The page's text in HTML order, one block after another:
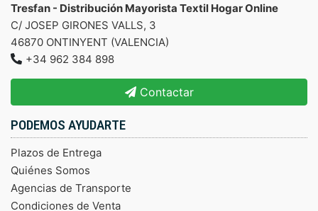
Tresfan - Distribución Mayorista Textil Hogar Online
C/ JOSEP GIRONES VALLS, 3
46870 ONTINYENT (VALENCIA)
+34 962 384 898
Contactar
PODEMOS AYUDARTE
Plazos de Entrega
Quiénes Somos
Agencias de Transporte
Condiciones de Venta